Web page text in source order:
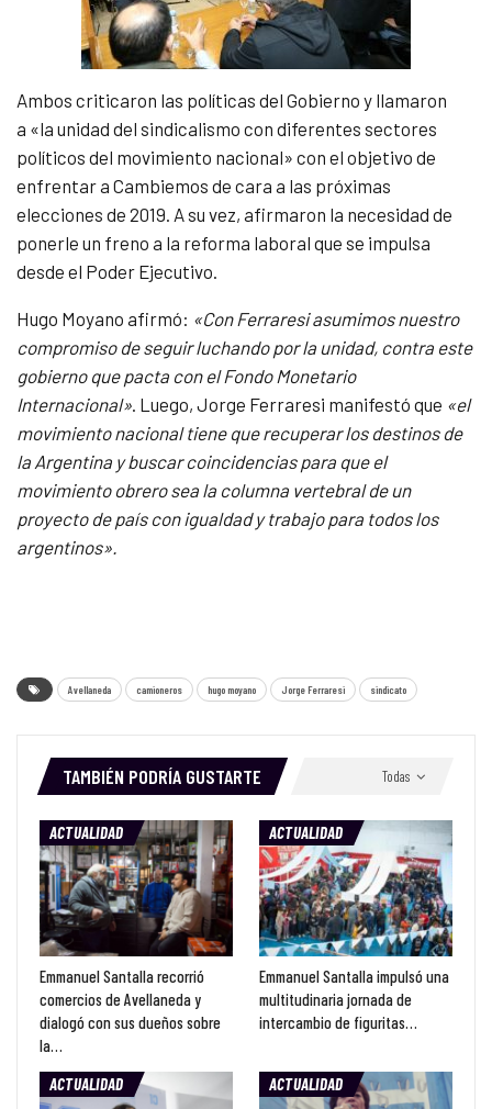
Ambos criticaron las políticas del Gobierno y llamaron
a «la unidad del sindicalismo con diferentes sectores
políticos del movimiento nacional» con el objetivo de
enfrentar a Cambiemos de cara a las próximas
elecciones de 2019. A su vez, afirmaron la necesidad de
ponerle un freno a la reforma laboral que se impulsa
desde el Poder Ejecutivo.
Hugo Moyano afirmó: «Con Ferraresi asumimos nuestro
compromiso de seguir luchando por la unidad, contra este
gobierno que pacta con el Fondo Monetario
Internacional». Luego, Jorge Ferraresi manifestó que «el
movimiento nacional tiene que recuperar los destinos de
la Argentina y buscar coincidencias para que el
movimiento obrero sea la columna vertebral de un
proyecto de país con igualdad y trabajo para todos los
argentinos».
Avellaneda camioneros hugo moyano Jorge Ferraresi sindicato
Todas
TAMBIÉN PODRÍA GUSTARTE
ACTUALIDAD
Emmanuel Santalla recorrió
comercios de Avellaneda y
dialogó con sus dueños sobre
la…
ACTUALIDAD
Emmanuel Santalla impulsó una
multitudinaria jornada de
intercambio de figuritas…
ACTUALIDAD ACTUALIDAD